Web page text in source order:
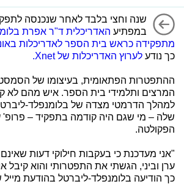
שנה וחצי בלבד לאחר שנכנסה
במפתיע האדריכלית ד"ר אפרת
מתפקידה כראש בית הספר לאדריכלות
כך נודע לערוץ האדריכלות של Xnet.
ההתפטרות הפתאומית, בעיצומו של
המרצים ותלמידי בית הספר. איש מהם לא
למהלך הדרמטי מצדה של בלומנפלד-
שלה – מי שגם היה קודמה בתפקיד – פרופ'
הפקולטה.
"אני מעדכנת כי בעקבות חילוקי דעות שאינם
ערן וביני, הגשתי את התפטרותי והוא
כך הודיעה בלומנפלד-ליברטל בהודעת